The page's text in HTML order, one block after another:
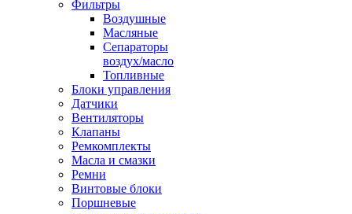
Фильтры
Воздушные
Масляные
Сепараторы
воздух/масло
Топливные
Блоки управления
Датчики
Вентиляторы
Клапаны
Ремкомплекты
Масла и смазки
Ремни
Винтовые блоки
Поршневые